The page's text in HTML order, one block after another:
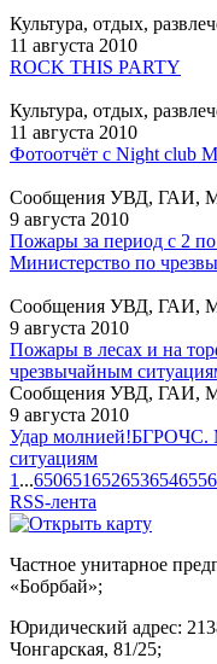
Культура, отдых,
11 августа 2010
ROCK THIS PARTY
Культура, отдых,
11 августа 2010
Фотоотчёт с Night
Сообщения УВД, ГАИ,
9 августа 2010
Пожары за период с 2 по
Министерство по
Сообщения УВД, ГАИ,
9 августа 2010
Пожары в лесах и на
чрезвычайным
Сообщения УВД, ГАИ,
9 августа 2010
Удар молнией!БГРОЧС.
ситуациям
1 ...650651652653654655
RSS-лента
Частное унитарное
«Бобрбай»;
Юридический адрес:
Чонгарская, 81/25;